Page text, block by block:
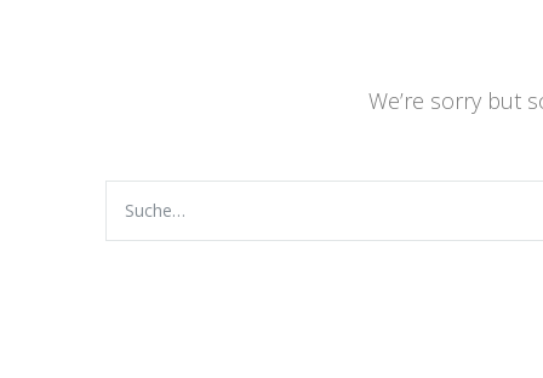
We’re sorry but